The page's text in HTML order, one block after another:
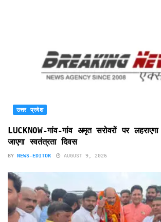
उत्तर प्रदेश
LUCKNOW-गांव-गांव अमृत सरोवरों पर
जाएगा स्वतंत्रता दिवस
BY NEWS-EDITOR AUGUST 9, 2026